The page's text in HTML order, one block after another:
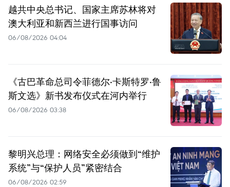
越共中央总书记、国家主席苏林将对
澳大利亚和新西兰进行国事访问
06/08/2026 04:04
《古巴革命总司令菲德尔·卡斯特罗·鲁
斯文选》新书发布仪式在河内举行
06/08/2026 03:38
黎明兴总理：网络安全必须做到“维护
系统”与“保护人员”紧密结合
06/08/2026 02:59